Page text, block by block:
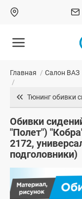
Главная / Салон ВАЗ
/
Тюнинг обивки
Обивки
"Полет")
2172,
подголовники)